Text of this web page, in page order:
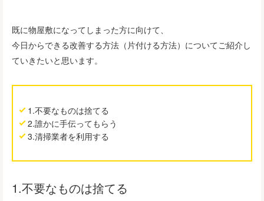
既に物屋敷になってしまった方に向けて、
今日からできる改善する方法（片付ける方法）についてご紹介し
ていきたいと思います。
1.不要なものは捨てる
2.誰かに手伝ってもらう
3.清掃業者を利用する
1.不要なものは捨てる